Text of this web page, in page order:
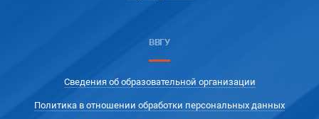
ВВГУ
Сведения об образовательной организации
Политика в отношении обработки персональных данных